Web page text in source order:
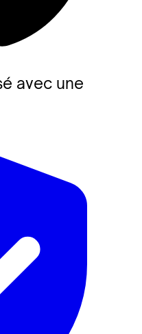
avec une